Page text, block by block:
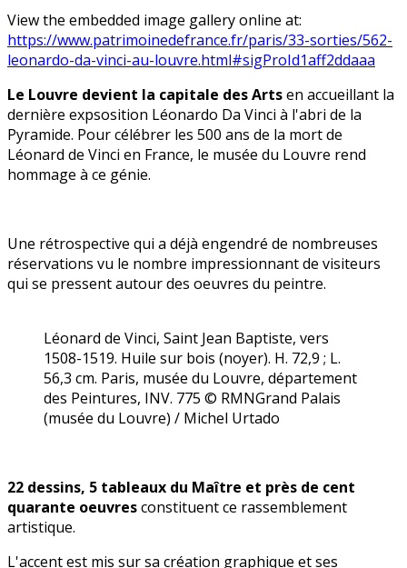
View the embedded image gallery online at:
https://www.patrimoinedefrance.fr/paris/33-sorties/562-
leonardo-da-vinci-au-louvre.html#sigProId1aff2ddaaa
Le Louvre devient la capitale des Artsen accueillant la
dernière expsosition Léonardo Da Vinci à l'abri de la
Pyramide. Pour célébrer les 500 ans de la mort de
Léonard de Vinci en France, le musée du Louvre rend
hommage à ce génie.
Une rétrospective qui a déjà engendré de nombreuses
réservations vu le nombre impressionnant de visiteurs
qui se pressent autour des oeuvres du peintre.
Léonard de Vinci, Saint Jean Baptiste, vers
1508-1519. Huile sur bois (noyer). H. 72,9 ; L.
56,3 cm. Paris, musée du Louvre, département
des Peintures, INV. 775 © RMNGrand Palais
(musée du Louvre) / Michel Urtado
22 dessins, 5 tableaux du Maître et près de cent
quarante oeuvresconstituent ce rassemblement
artistique.
L'accent est mis sur sa création graphique et ses